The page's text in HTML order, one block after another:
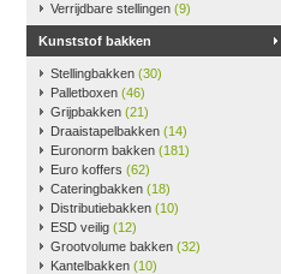
Verrijdbare stellingen (9)
Kunststof bakken
Stellingbakken (30)
Palletboxen (46)
Grijpbakken (21)
Draaistapelbakken (14)
Euronorm bakken (181)
Euro koffers (62)
Cateringbakken (18)
Distributiebakken (10)
ESD veilig (12)
Grootvolume bakken (32)
Kantelbakken (10)